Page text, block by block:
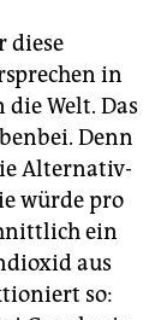
diese
in
Welt. Das
Denn
Alternativ-
würde pro
ein
aus
so: